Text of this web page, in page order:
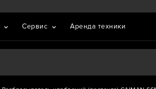
Сервис Аренда техники